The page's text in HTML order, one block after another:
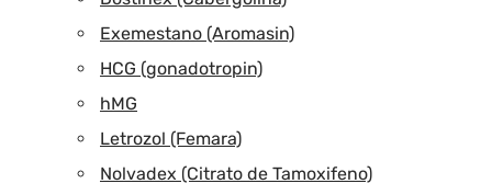
Exemestano (Aromasin)
HCG (gonadotropin)
hMG
Letrozol (Femara)
Nolvadex (Citrato de Tamoxifeno)